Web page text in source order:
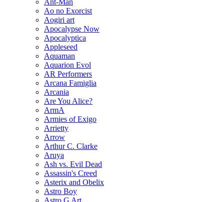
Ao no Exorcist
Aogiri art
Apocalypse Now
Apocalyptica
Appleseed
Aquaman
Aquarion Evol
AR Performers
Arcana Famiglia
Arcania
Are You Alice?
ArmA
Armies of Exigo
Arrietty
Arrow
Arthur C. Clarke
Aruya
Ash vs. Evil Dead
Assassin's Creed
Asterix and Obelix
Astro Boy
Astro G Art